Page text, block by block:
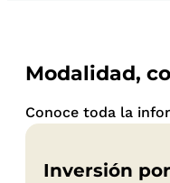
Modalidad,
Conoce toda la
Inversión